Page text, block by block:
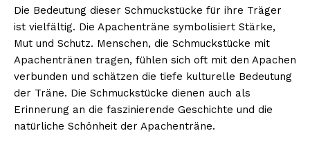
Die Bedeutung dieser Schmuckstücke für ihre Träger
ist vielfältig. Die Apachenträne symbolisiert Stärke,
Mut und Schutz. Menschen, die Schmuckstücke mit
Apachentränen tragen, fühlen sich oft mit den Apachen
verbunden und schätzen die tiefe kulturelle Bedeutung
der Träne. Die Schmuckstücke dienen auch als
Erinnerung an die faszinierende Geschichte und die
natürliche Schönheit der Apachenträne.